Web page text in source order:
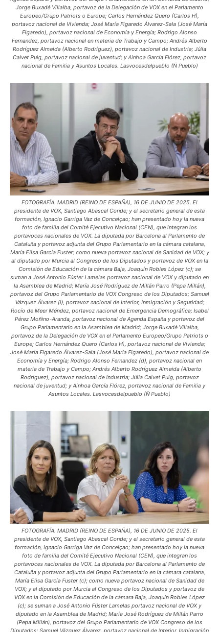
Jorge Buxadé Villalba, portavoz de la Delegación de VOX en el Parlamento
Europeo/Grupo Patriots o Europe; Carlos Hernández Quero (Carlos H),
portavoz nacional de Vivienda; José María Figaredo Álvarez-Sala (José María
Figaredo), portavoz nacional de Economía y Energía; Rodrigo Alonso
Fernandez, portavoz nacional en materia de Trabajo y Campo; Andrés Alberto
Rodríguez Almeida (Alberto Rodríguez), portavoz nacional de Industria; Júlia
Calvet Puig, portavoz nacional de juventud; y Ainhoa García Flórez, portavoz
nacional de Familia y Asuntos Locales. Lasvocesdelpueblo (Ñ Pueblo)
FOTOGRAFÍA. MADRID (REINO DE ESPAÑA), 16 DE JUNIO DE 2025. El
presidente de VOX, Santiago Abascal Conde; y el secretario general de esta
formación, Ignacio Garriga Vaz de Conceiçao; han presentado hoy la nueva
foto de familia del Comité Ejecutivo Nacional (CEN), que integran los
portavoces nacionales de VOX. La diputada por Barcelona al Parlamento de
Cataluña y portavoz adjunta del Grupo Parlamentario en la cámara catalana,
María Elisa García Fuster; como nueva portavoz nacional de Sanidad de VOX; y
al diputado por Murcia al Congreso de los Diputados y portavoz de VOX en la
Comisión de Educación de la cámara Baja, Joaquín Robles López (c); se
suman a José Antonio Fúster Lamelas portavoz nacional de VOX y diputado en
la Asamblea de Madrid; María José Rodríguez de Millán Parro (Pepa Millán),
portavoz del Grupo Parlamentario de VOX Congreso de los Diputados; Samuel
Vázquez Álvarez (i), portavoz nacional de Interior, Inmigración y Seguridad;
Rocío de Meer Méndez, portavoz nacional de Emergencia Demográfica; Isabel
Pérez Moñino-Aranda, portavoz nacional de Agenda España y portavoz del
Grupo Parlamentario en la Asamblea de Madrid; Jorge Buxadé Villalba,
portavoz de la Delegación de VOX en el Parlamento Europeo/Grupo Patriots o
Europe; Carlos Hernández Quero (Carlos H), portavoz nacional de Vivienda;
José María Figaredo Álvarez-Sala (José María Figaredo), portavoz nacional de
Economía y Energía; Rodrigo Alonso Fernandez (d), portavoz nacional en
materia de Trabajo y Campo; Andrés Alberto Rodríguez Almeida (Alberto
Rodríguez), portavoz nacional de Industria; Júlia Calvet Puig, portavoz
nacional de juventud; y Ainhoa García Flórez, portavoz nacional de Familia y
Asuntos Locales. Lasvocesdelpueblo (Ñ Pueblo)
FOTOGRAFÍA. MADRID (REINO DE ESPAÑA), 16 DE JUNIO DE 2025. El
presidente de VOX, Santiago Abascal Conde; y el secretario general de esta
formación, Ignacio Garriga Vaz de Conceiçao; han presentado hoy la nueva
foto de familia del Comité Ejecutivo Nacional (CEN), que integran los
portavoces nacionales de VOX. La diputada por Barcelona al Parlamento de
Cataluña y portavoz adjunta del Grupo Parlamentario en la cámara catalana,
María Elisa García Fuster (c); como nueva portavoz nacional de Sanidad de
VOX; y al diputado por Murcia al Congreso de los Diputados y portavoz de
VOX en la Comisión de Educación de la cámara Baja, Joaquín Robles López
(c); se suman a José Antonio Fúster Lamelas portavoz nacional de VOX y
diputado en la Asamblea de Madrid; María José Rodríguez de Millán Parro
(Pepa Millán), portavoz del Grupo Parlamentario de VOX Congreso de los
Diputados; Samuel Vázquez Álvarez, portavoz nacional de Interior, Inmigración